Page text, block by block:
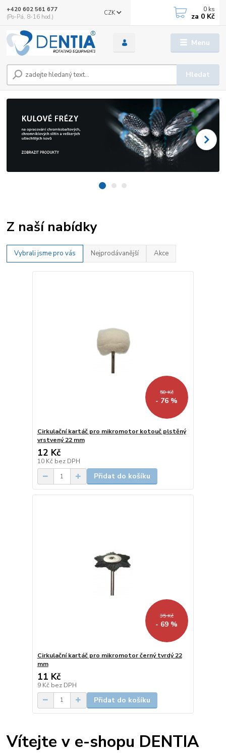
Menu
CZK
Hledat
+420 602 561 677
(Po-Pá, 8-16 hod.)
0 ks
za 0 Kč
Z naší nabídky
Vybrali jsme pro vás Nejprodávanější Akce
50 Kč
- 76 %
Cirkulační kartáč pro mikromotor kotouč plstěný
vrstvený 22 mm
12 Kč
10 Kč bez DPH
Přidat do košíku
35 Kč
- 69 %
Cirkulační kartáč pro mikromotor černý tvrdý 22
mm
11 Kč
9 Kč bez DPH
Přidat do košíku
Vítejte v e-shopu DENTIA